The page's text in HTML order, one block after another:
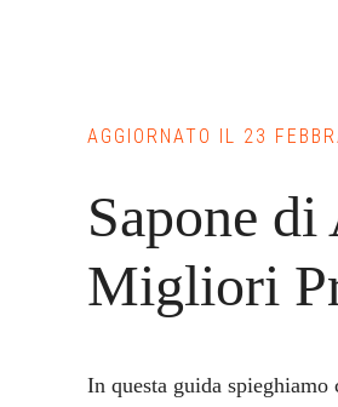
AGGIORNATO IL 23
Sapone
Migliori
In questa guida